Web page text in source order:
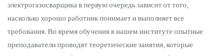
электрогазосварщика в первую очередь зависит от того,
насколько хорошо работник понимает и выполняет все
требования. Во время обучения в нашем институте опытные
преподаватели проводят теоретические занятия, которые